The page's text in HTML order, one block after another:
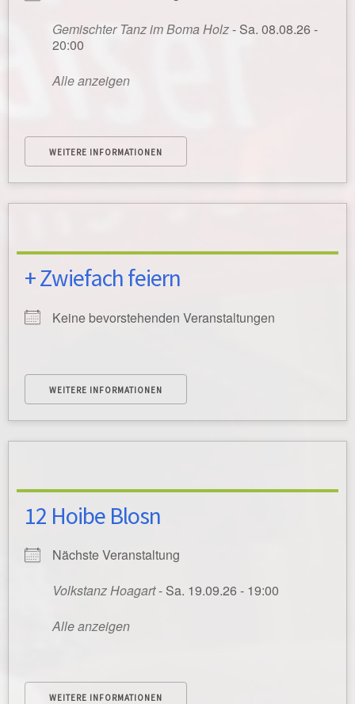
Gemischter Tanz im Boma Holz- Sa. 08.08.26 -
20:00
Alle anzeigen
WEITERE INFORMATIONEN
+ Zwiefach feiern
Keine bevorstehenden Veranstaltungen
WEITERE INFORMATIONEN
12 Hoibe Blosn
Nächste Veranstaltung
Volkstanz Hoagart- Sa. 19.09.26 - 19:00
Alle anzeigen
WEITERE INFORMATIONEN